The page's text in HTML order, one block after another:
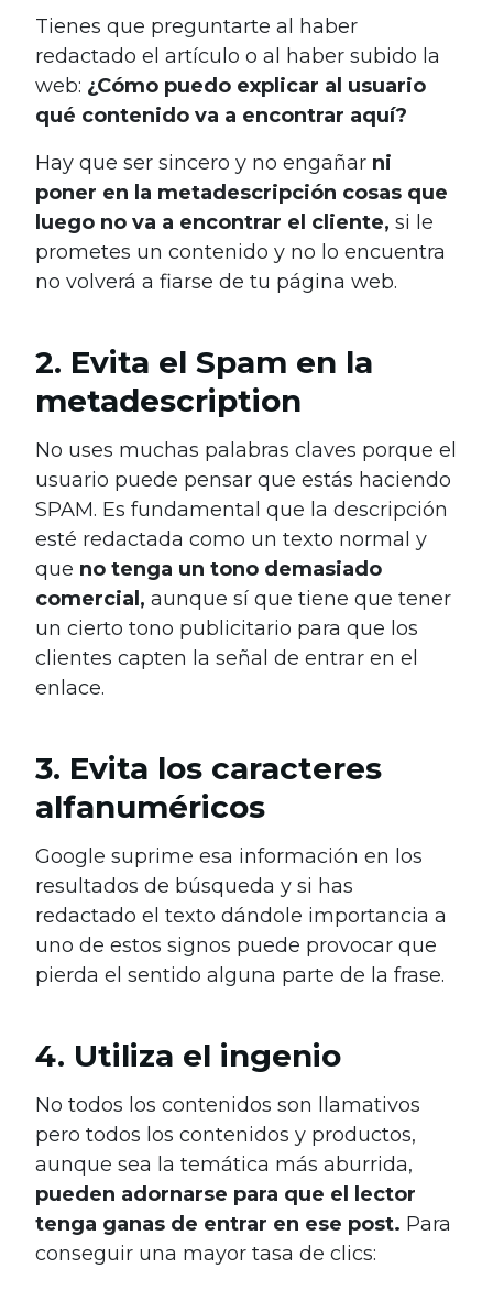
Tienes que preguntarte al haber
redactado el artículo o al haber subido la
web: ¿Cómo puedo explicar al usuario
qué contenido va a encontrar aquí?
Hay que ser sincero y no engañar ni
poner en la metadescripción cosas que
luego no va a encontrar el cliente, si le
prometes un contenido y no lo encuentra
no volverá a fiarse de tu página web.
2. Evita el Spam en la
metadescription
No uses muchas palabras claves porque el
usuario puede pensar que estás haciendo
SPAM. Es fundamental que la descripción
esté redactada como un texto normal y
que no tenga un tono demasiado
comercial, aunque sí que tiene que tener
un cierto tono publicitario para que los
clientes capten la señal de entrar en el
enlace.
3. Evita los caracteres
alfanuméricos
Google suprime esa información en los
resultados de búsqueda y si has
redactado el texto dándole importancia a
uno de estos signos puede provocar que
pierda el sentido alguna parte de la frase.
4. Utiliza el ingenio
No todos los contenidos son llamativos
pero todos los contenidos y productos,
aunque sea la temática más aburrida,
pueden adornarse para que el lector
tenga ganas de entrar en ese post. Para
conseguir una mayor tasa de clics: